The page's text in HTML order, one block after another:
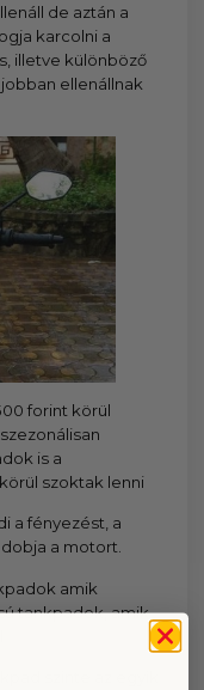
de aztán a
karcolni a
illetve különböző
ellenállnak
forint körül
is a
szoktak lenni
a fényezést, a
a motort.
amik
tankpadok, amik